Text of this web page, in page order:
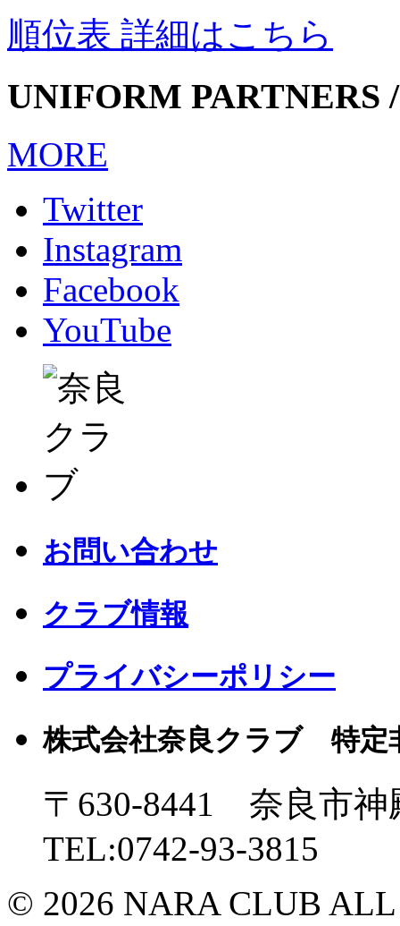
順位表 詳細はこちら
UNIFORM PARTNERS
MORE
Twitter
Instagram
Facebook
YouTube
お問い合わせ
クラブ情報
プライバシーポリシー
株式会社奈良クラブ 特定
〒630-8441 奈良市
TEL:0742-93-3815
© 2026 NARA CLUB ALL